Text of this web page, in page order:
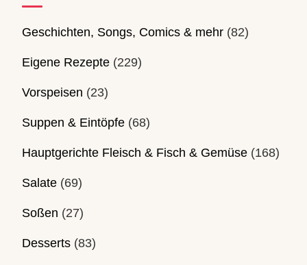
Geschichten, Songs, Comics & mehr (82)
Eigene Rezepte (229)
Vorspeisen (23)
Suppen & Eintöpfe (68)
Hauptgerichte Fleisch & Fisch & Gemüse (168)
Salate (69)
Soßen (27)
Desserts (83)